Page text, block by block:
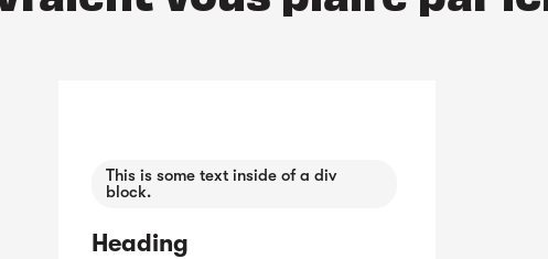
This is some text inside of a div
block.
Heading